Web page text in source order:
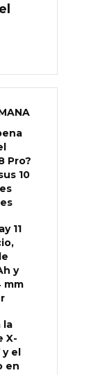
Pro?
10
11
y
mm
la
X-
y el
en